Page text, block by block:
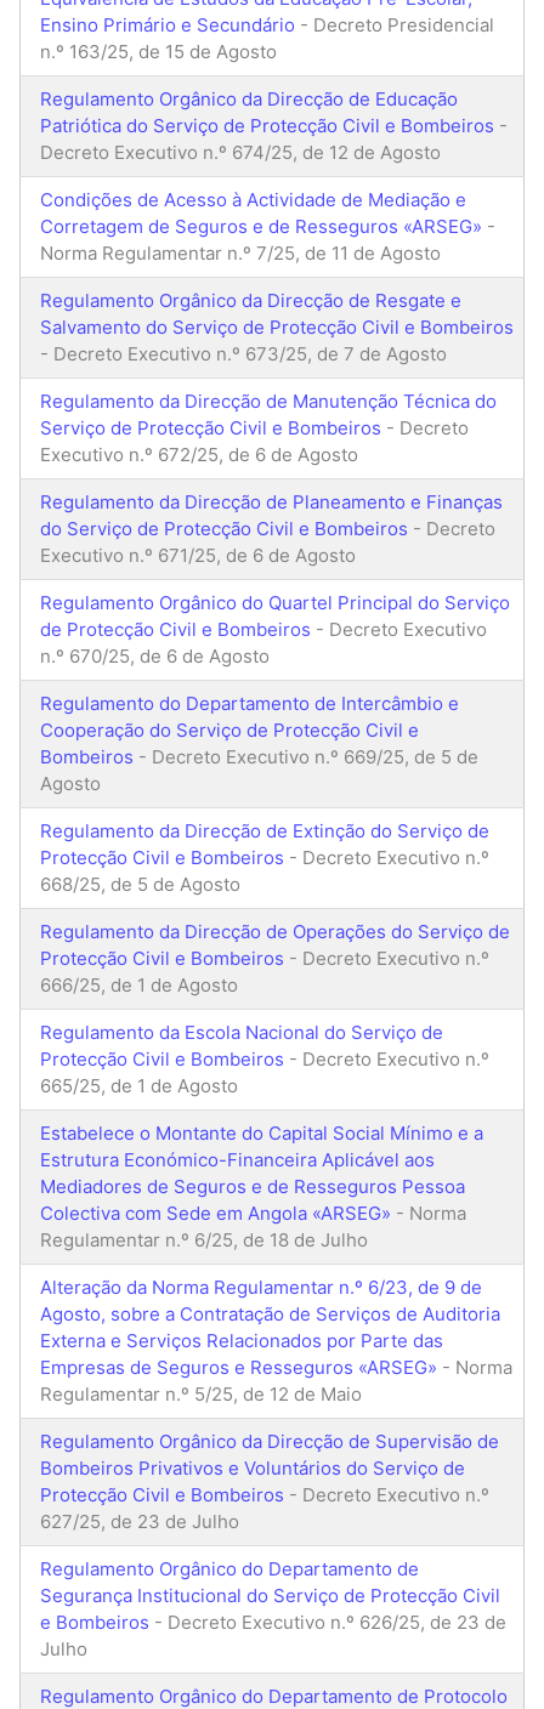
Ensino Primário e Secundário - Decreto Presidencial
n.º 163/25, de 15 de Agosto
Regulamento Orgânico da Direcção de Educação
Patriótica do Serviço de Protecção Civil e Bombeiros -
Decreto Executivo n.º 674/25, de 12 de Agosto
Condições de Acesso à Actividade de Mediação e
Corretagem de Seguros e de Resseguros «ARSEG» -
Norma Regulamentar n.º 7/25, de 11 de Agosto
Regulamento Orgânico da Direcção de Resgate e
Salvamento do Serviço de Protecção Civil e Bombeiros
- Decreto Executivo n.º 673/25, de 7 de Agosto
Regulamento da Direcção de Manutenção Técnica do
Serviço de Protecção Civil e Bombeiros - Decreto
Executivo n.º 672/25, de 6 de Agosto
Regulamento da Direcção de Planeamento e Finanças
do Serviço de Protecção Civil e Bombeiros - Decreto
Executivo n.º 671/25, de 6 de Agosto
Regulamento Orgânico do Quartel Principal do Serviço
de Protecção Civil e Bombeiros - Decreto Executivo
n.º 670/25, de 6 de Agosto
Regulamento do Departamento de Intercâmbio e
Cooperação do Serviço de Protecção Civil e
Bombeiros - Decreto Executivo n.º 669/25, de 5 de
Agosto
Regulamento da Direcção de Extinção do Serviço de
Protecção Civil e Bombeiros - Decreto Executivo n.º
668/25, de 5 de Agosto
Regulamento da Direcção de Operações do Serviço de
Protecção Civil e Bombeiros - Decreto Executivo n.º
666/25, de 1 de Agosto
Regulamento da Escola Nacional do Serviço de
Protecção Civil e Bombeiros - Decreto Executivo n.º
665/25, de 1 de Agosto
Estabelece o Montante do Capital Social Mínimo e a
Estrutura Económico-Financeira Aplicável aos
Mediadores de Seguros e de Resseguros Pessoa
Colectiva com Sede em Angola «ARSEG» - Norma
Regulamentar n.º 6/25, de 18 de Julho
Alteração da Norma Regulamentar n.º 6/23, de 9 de
Agosto, sobre a Contratação de Serviços de Auditoria
Externa e Serviços Relacionados por Parte das
Empresas de Seguros e Resseguros «ARSEG» - Norma
Regulamentar n.º 5/25, de 12 de Maio
Regulamento Orgânico da Direcção de Supervisão de
Bombeiros Privativos e Voluntários do Serviço de
Protecção Civil e Bombeiros - Decreto Executivo n.º
627/25, de 23 de Julho
Regulamento Orgânico do Departamento de
Segurança Institucional do Serviço de Protecção Civil
e Bombeiros - Decreto Executivo n.º 626/25, de 23 de
Julho
Regulamento Orgânico do Departamento de Protocolo